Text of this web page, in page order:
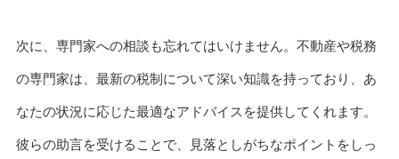
次に、専門家への相談も忘れてはいけません。不動産や税務
の専門家は、最新の税制について深い知識を持っており、あ
なたの状況に応じた最適なアドバイスを提供してくれます。
彼らの助言を受けることで、見落としがちなポイントをしっ